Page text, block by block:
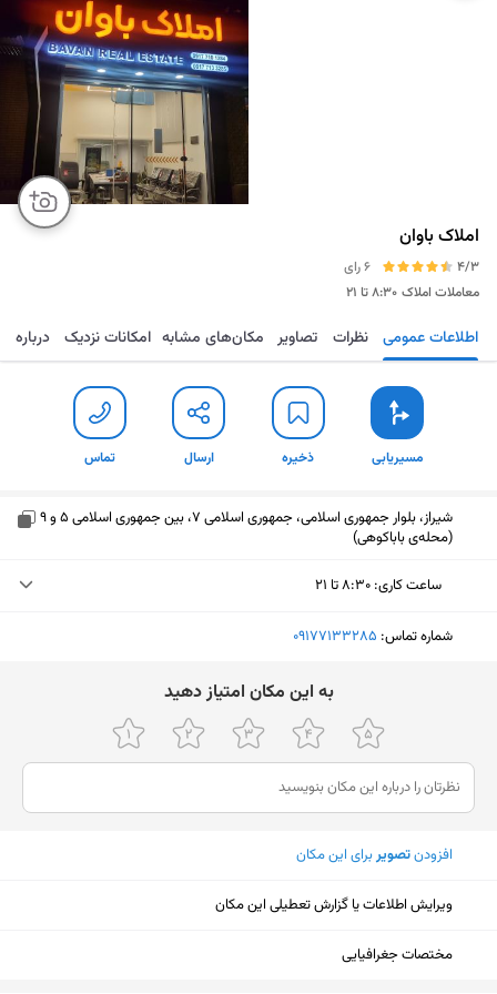
املاک باوان
4/3
6 رای
معاملات املاک ۸:۳۰ تا ۲۱
مسیریابی ذخیره ارسال تماس اطلاعات عمومی نظرات تصاویر مکان‌های مشابه امکانات نزدیک درباره
مسیریابی ذخیره ارسال تماس
شیراز، بلوار جمهوری اسلامی، جمهوری اسلامی 7، بین جمهوری اسلامی 5 و 9
(محله‌ی باباکوهی)
ساعت کاری: ۸:۳۰ تا ۲۱
دوشنبه (امروز)
پنجشنبه
۸:۳۰ تا ۲۱
جمعه
۹ تا ۱۳
شنبه
یکشنبه
شماره تماس: ‎09177133285
ﺑﻪ اﯾﻦ ﻣﮑﺎن اﻣﺘﯿﺎز دﻫﯿﺪ
افزودنتصویربرای این مکان
ویرایش اطلاعات یا گزارش تعطیلی این مکان
مختصات جغرافیایی